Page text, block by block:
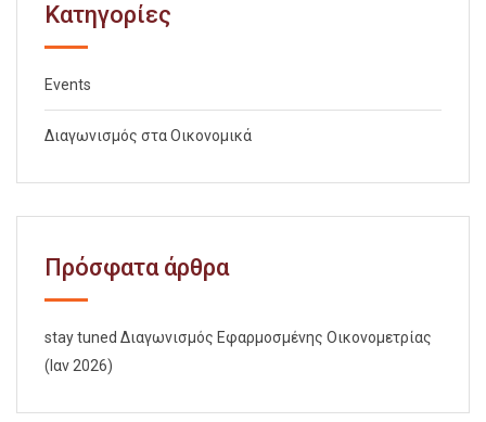
Kατηγορίες
Events
Διαγωνισμός στα Οικονομικά
Πρόσφατα άρθρα
stay tuned Διαγωνισμός Εφαρμοσμένης Οικονομετρίας
(Ιαν 2026)